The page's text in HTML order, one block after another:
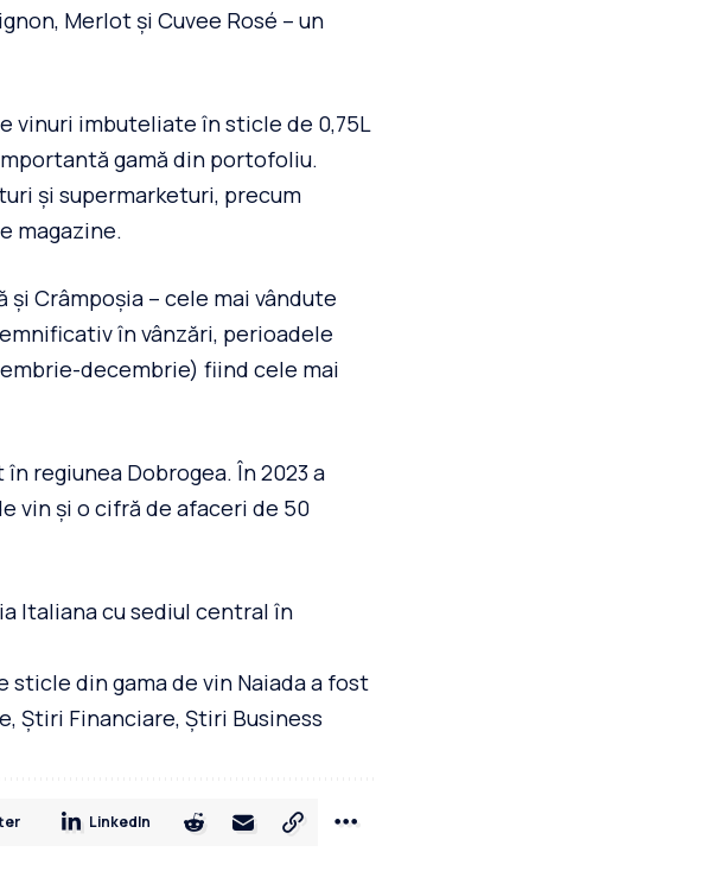
Merlot și Cuvee Rosé – un
vinuri imbuteliate în sticle de 0,75L
gamă din portofoliu.
și supermarketuri, precum
magazine.
Crâmpoșia – cele mai vândute
în vânzări, perioadele
decembrie) fiind cele mai
regiunea Dobrogea. În 2023 a
vin și o cifră de afaceri de 50
Italiana cu sediul central în
din gama de vin Naiada a fost
Știri Financiare, Știri Business
LinkedIn